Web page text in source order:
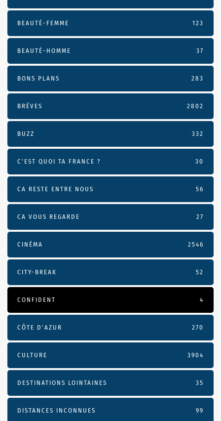
BEAUTÉ-FEMME 123
BEAUTÉ-HOMME 37
BONS PLANS 283
BRÈVES 2802
BUZZ 332
C'EST QUOI TA FRANCE ? 30
CA RESTE ENTRE NOUS 56
CA VOUS REGARDE 27
CINÉMA 2546
CITY-BREAK 52
CONFIDENT 4
CÔTE D’AZUR 270
CULTURE 3904
DESTINATIONS LOINTAINES 35
DISTANCES INCONNUES 99